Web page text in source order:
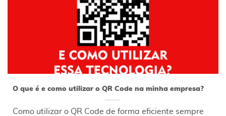
O que é e como utilizar o QR Code na minha empresa?
Como utilizar o QR Code de forma eficiente sempre